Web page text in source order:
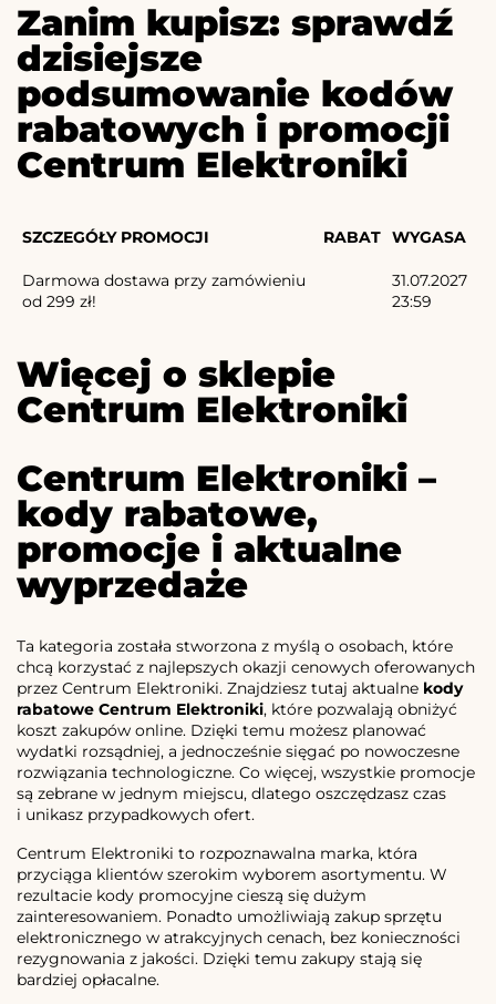
Zanim kupisz: sprawdź
dzisiejsze
podsumowanie kodów
rabatowych i promocji
Centrum Elektroniki
SZCZEGÓŁY PROMOCJI RABAT WYGASA
Darmowa dostawa przy zamówieniu
od 299 zł!
31.07.2027
23:59
Więcej o sklepie
Centrum Elektroniki
Centrum Elektroniki –
kody rabatowe,
promocje i aktualne
wyprzedaże
Ta kategoria została stworzona z myślą o osobach, które
chcą korzystać z najlepszych okazji cenowych oferowanych
przez Centrum Elektroniki. Znajdziesz tutaj aktualne kody
rabatowe Centrum Elektroniki, które pozwalają obniżyć
koszt zakupów online. Dzięki temu możesz planować
wydatki rozsądniej, a jednocześnie sięgać po nowoczesne
rozwiązania technologiczne. Co więcej, wszystkie promocje
są zebrane w jednym miejscu, dlatego oszczędzasz czas
i unikasz przypadkowych ofert.
Centrum Elektroniki to rozpoznawalna marka, która
przyciąga klientów szerokim wyborem asortymentu. W
rezultacie kody promocyjne cieszą się dużym
zainteresowaniem. Ponadto umożliwiają zakup sprzętu
elektronicznego w atrakcyjnych cenach, bez konieczności
rezygnowania z jakości. Dzięki temu zakupy stają się
bardziej opłacalne.